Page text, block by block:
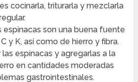
cocinarla, triturarla y mezclarla
espinacas son una buena fuente
y K, así como de hierro y fibra.
espinacas y agregarlas a la
en cantidades moderadas
gastrointestinales.